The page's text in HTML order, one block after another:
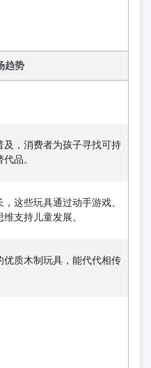
趋势
，消费者为孩子寻找可持
品。
这些玩具通过动手游戏、
支持儿童发展。
质木制玩具，能代代相传